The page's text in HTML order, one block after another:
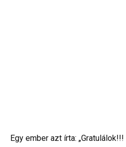
Egy ember azt írta: